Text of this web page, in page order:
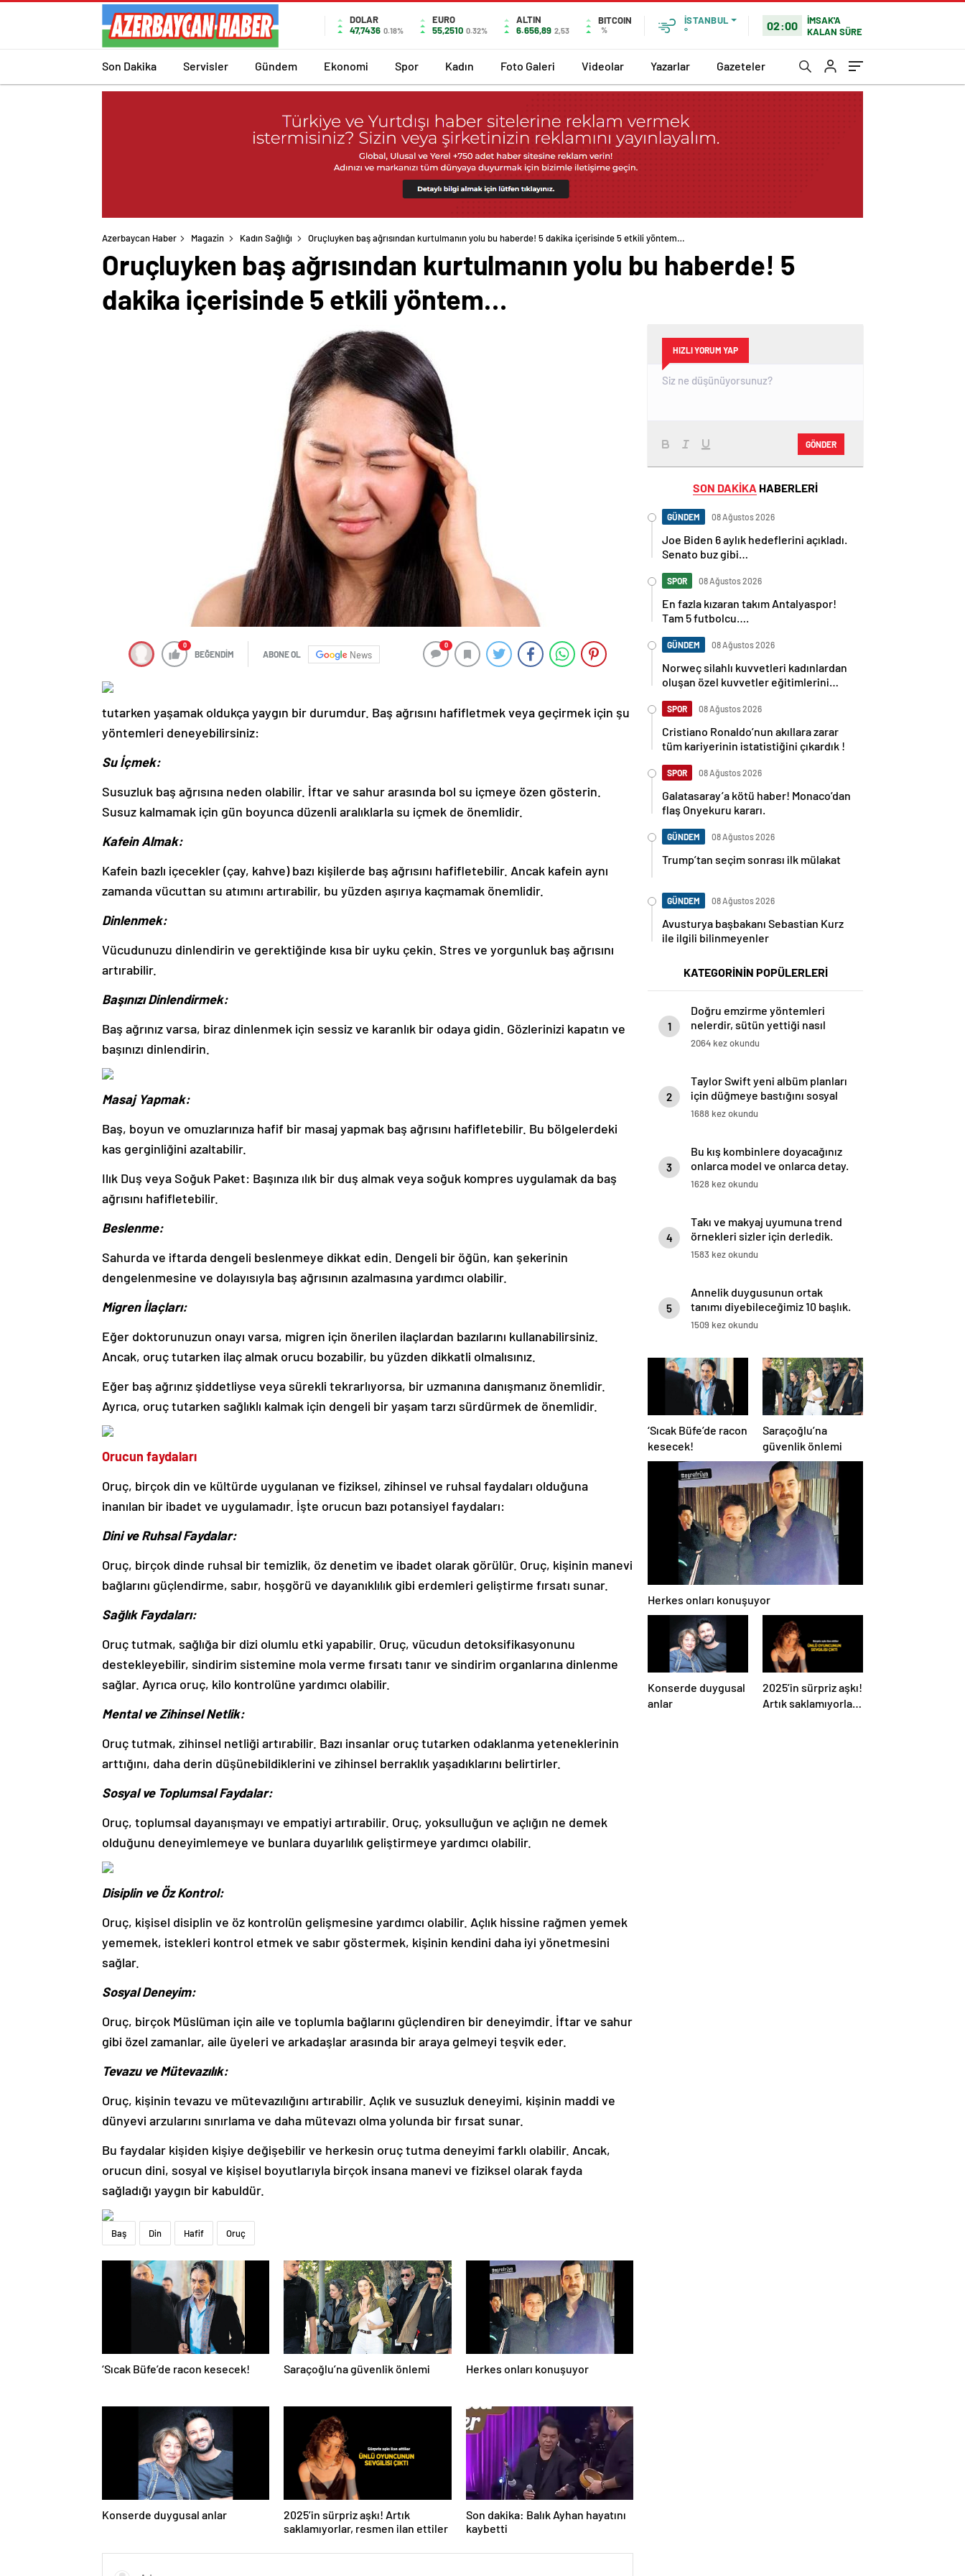
DOLAR
47,7436 0.18%
EURO
55,2510 0.32%
ALTIN
6.656,89 2,53
BITCOIN
%
İSTANBUL
°
02:00
İMSAK'A
KALAN SÜRE
Son Dakika Servisler Gündem Ekonomi Spor Kadın Foto Galeri Videolar Yazarlar Gazeteler
Azerbaycan Haber Magazin Kadın Sağlığı Oruçluyken baş ağrısından kurtulmanın yolu bu haberde! 5 dakika içerisinde 5 etkili yöntem…
Oruçluyken baş ağrısından kurtulmanın yolu bu haberde! 5
dakika içerisinde 5 etkili yöntem…
0
BEĞENDİM ABONE OL News
0
tutarken yaşamak oldukça yaygın bir durumdur. Baş ağrısını hafifletmek veya geçirmek için şu
yöntemleri deneyebilirsiniz:
Su İçmek:
Susuzluk baş ağrısına neden olabilir. İftar ve sahur arasında bol su içmeye özen gösterin.
Susuz kalmamak için gün boyunca düzenli aralıklarla su içmek de önemlidir.
Kafein Almak:
Kafein bazlı içecekler (çay, kahve) bazı kişilerde baş ağrısını hafifletebilir. Ancak kafein aynı
zamanda vücuttan su atımını artırabilir, bu yüzden aşırıya kaçmamak önemlidir.
Dinlenmek:
Vücudunuzu dinlendirin ve gerektiğinde kısa bir uyku çekin. Stres ve yorgunluk baş ağrısını
artırabilir.
Başınızı Dinlendirmek:
Baş ağrınız varsa, biraz dinlenmek için sessiz ve karanlık bir odaya gidin. Gözlerinizi kapatın ve
başınızı dinlendirin.
Masaj Yapmak:
Baş, boyun ve omuzlarınıza hafif bir masaj yapmak baş ağrısını hafifletebilir. Bu bölgelerdeki
kas gerginliğini azaltabilir.
Ilık Duş veya Soğuk Paket: Başınıza ılık bir duş almak veya soğuk kompres uygulamak da baş
ağrısını hafifletebilir.
Beslenme:
Sahurda ve iftarda dengeli beslenmeye dikkat edin. Dengeli bir öğün, kan şekerinin
dengelenmesine ve dolayısıyla baş ağrısının azalmasına yardımcı olabilir.
Migren İlaçları:
Eğer doktorunuzun onayı varsa, migren için önerilen ilaçlardan bazılarını kullanabilirsiniz.
Ancak, oruç tutarken ilaç almak orucu bozabilir, bu yüzden dikkatli olmalısınız.
Eğer baş ağrınız şiddetliyse veya sürekli tekrarlıyorsa, bir uzmanına danışmanız önemlidir.
Ayrıca, oruç tutarken sağlıklı kalmak için dengeli bir yaşam tarzı sürdürmek de önemlidir.
Orucun faydaları
Oruç, birçok din ve kültürde uygulanan ve fiziksel, zihinsel ve ruhsal faydaları olduğuna
inanılan bir ibadet ve uygulamadır. İşte orucun bazı potansiyel faydaları:
Dini ve Ruhsal Faydalar:
Oruç, birçok dinde ruhsal bir temizlik, öz denetim ve ibadet olarak görülür. Oruç, kişinin manevi
bağlarını güçlendirme, sabır, hoşgörü ve dayanıklılık gibi erdemleri geliştirme fırsatı sunar.
Sağlık Faydaları:
Oruç tutmak, sağlığa bir dizi olumlu etki yapabilir. Oruç, vücudun detoksifikasyonunu
destekleyebilir, sindirim sistemine mola verme fırsatı tanır ve sindirim organlarına dinlenme
sağlar. Ayrıca oruç, kilo kontrolüne yardımcı olabilir.
Mental ve Zihinsel Netlik:
Oruç tutmak, zihinsel netliği artırabilir. Bazı insanlar oruç tutarken odaklanma yeteneklerinin
arttığını, daha derin düşünebildiklerini ve zihinsel berraklık yaşadıklarını belirtirler.
Sosyal ve Toplumsal Faydalar:
Oruç, toplumsal dayanışmayı ve empatiyi artırabilir. Oruç, yoksulluğun ve açlığın ne demek
olduğunu deneyimlemeye ve bunlara duyarlılık geliştirmeye yardımcı olabilir.
Disiplin ve Öz Kontrol:
Oruç, kişisel disiplin ve öz kontrolün gelişmesine yardımcı olabilir. Açlık hissine rağmen yemek
yememek, istekleri kontrol etmek ve sabır göstermek, kişinin kendini daha iyi yönetmesini
sağlar.
Sosyal Deneyim:
Oruç, birçok Müslüman için aile ve toplumla bağlarını güçlendiren bir deneyimdir. İftar ve sahur
gibi özel zamanlar, aile üyeleri ve arkadaşlar arasında bir araya gelmeyi teşvik eder.
Tevazu ve Mütevazılık:
Oruç, kişinin tevazu ve mütevazılığını artırabilir. Açlık ve susuzluk deneyimi, kişinin maddi ve
dünyevi arzularını sınırlama ve daha mütevazı olma yolunda bir fırsat sunar.
Bu faydalar kişiden kişiye değişebilir ve herkesin oruç tutma deneyimi farklı olabilir. Ancak,
orucun dini, sosyal ve kişisel boyutlarıyla birçok insana manevi ve fiziksel olarak fayda
sağladığı yaygın bir kabuldür.
Baş Din Hafif Oruç
‘Sıcak Büfe’de racon kesecek! Saraçoğlu’na güvenlik önlemi Herkes onları konuşuyor
Konserde duygusal anlar
2025’in sürpriz aşkı! Artık
saklamıyorlar, resmen ilan ettiler
Son dakika: Balık Ayhan hayatını
kaybetti
HIZLI YORUM YAP
GÖNDER
SON DAKİKA HABERLERİ
GÜNDEM 08 Ağustos 2026
Joe Biden 6 aylık hedeflerini açıkladı.
Senato buz gibi…
SPOR 08 Ağustos 2026
En fazla kızaran takım Antalyaspor!
Tam 5 futbolcu….
GÜNDEM 08 Ağustos 2026
Norweç silahlı kuvvetleri kadınlardan
oluşan özel kuvvetler eğitimlerini
SPOR 08 Ağustos 2026
Cristiano Ronaldo’nun akıllara zarar
tüm kariyerinin istatistiğini çıkardık !
SPOR 08 Ağustos 2026
Galatasaray’a kötü haber! Monaco’dan
flaş Onyekuru kararı.
GÜNDEM 08 Ağustos 2026
Trump’tan seçim sonrası ilk mülakat
GÜNDEM 08 Ağustos 2026
Avusturya başbakanı Sebastian Kurz
ile ilgili bilinmeyenler
KATEGORİNİN POPÜLERLERİ
1
Doğru emzirme yöntemleri
nelerdir, sütün yettiği nasıl
anlaşılır?
2064 kez okundu
2
Taylor Swift yeni albüm planları
için düğmeye bastığını sosyal
medyadan duyurdu!
1688 kez okundu
3
Bu kış kombinlere doyacağınız
onlarca model ve onlarca detay.
1628 kez okundu
4
Takı ve makyaj uyumuna trend
örnekleri sizler için derledik.
1583 kez okundu
5
Annelik duygusunun ortak
tanımı diyebileceğimiz 10 başlık.
1509 kez okundu
‘Sıcak Büfe’de racon
kesecek!
Saraçoğlu’na
güvenlik önlemi
Herkes onları konuşuyor
Konserde duygusal
anlar
2025’in sürpriz aşkı!
Artık saklamıyorlar,